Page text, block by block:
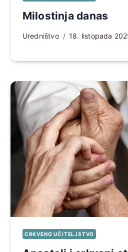
Milostinja danas
Uredništvo 18. listopada
CRKVENO UČITELJSTVO